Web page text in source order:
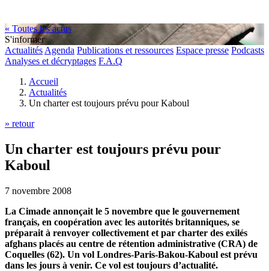
« Toutes les actus
S'informer
Actualités Agenda Publications et ressources Espace presse Podcasts
Analyses et décryptages F.A.Q
Accueil
Actualités
Un charter est toujours prévu pour Kaboul
» retour
Un charter est toujours prévu pour
Kaboul
7 novembre 2008
La Cimade annonçait le 5 novembre que le gouvernement
français, en coopération avec les autorités britanniques, se
préparait à renvoyer collectivement et par charter des exilés
afghans placés au centre de rétention administrative (CRA) de
Coquelles (62). Un vol Londres-Paris-Bakou-Kaboul est prévu
dans les jours à venir. Ce vol est toujours d’actualité.